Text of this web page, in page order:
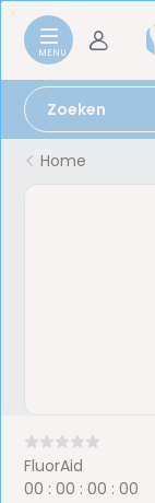
Home
FluorAid
00 :00 :00 :00